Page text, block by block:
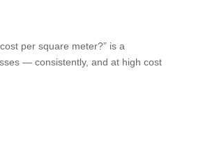
per square meter?” is a
— consistently, and at high cost